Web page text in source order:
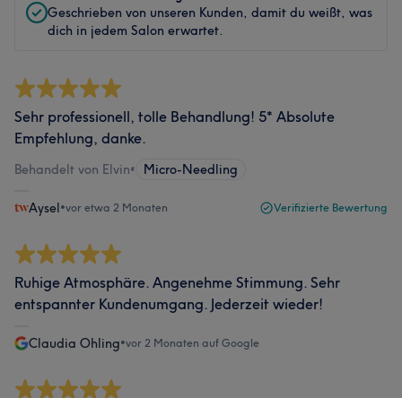
Geschrieben von unseren Kunden, damit du weißt, was
dich in jedem Salon erwartet.
Sehr professionell, tolle Behandlung! 5* Absolute
Empfehlung, danke.
Behandelt von Elvin• Micro-Needling
Aysel•vor etwa 2 Monaten Verifizierte Bewertung
Ruhige Atmosphäre. Angenehme Stimmung. Sehr
entspannter Kundenumgang. Jederzeit wieder!
Claudia Ohling•vor 2 Monaten auf Google